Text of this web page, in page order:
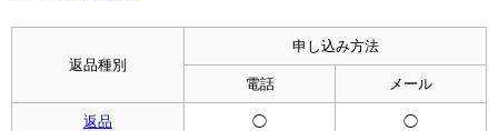
返品種別
申し込み方法
電話 メール
返品 ◯ ◯